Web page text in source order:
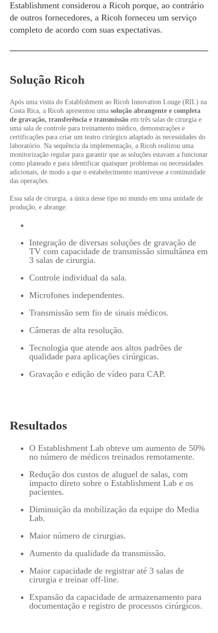
Establishment considerou a Ricoh porque, ao contrário
de outros fornecedores, a Ricoh forneceu um serviço
completo de acordo com suas expectativas.
Solução Ricoh
Após uma visita do Establishment ao Ricoh Innovation Louge (RIL) na
Costa Rica, a Ricoh apresentou uma solução abrangente e completa
de gravação, transferência e transmissão em três salas de cirurgia e
uma sala de controle para treinamento médico, demonstrações e
certificações para criar um teatro cirúrgico adaptado às necessidades do
laboratório. Na sequência da implementação, a Ricoh realizou uma
monitorização regular para garantir que as soluções estavam a funcionar
como planeado e para identificar quaisquer problemas ou necessidades
adicionais, de modo a que o estabelecimento mantivesse a continuidade
das operações.
Essa sala de cirurgia, a única desse tipo no mundo em uma unidade de
produção, e abrange:
Integração de diversas soluções de gravação de
TV com capacidade de transmissão simultânea em
3 salas de cirurgia.
Controle individual da sala.
Microfones independentes.
Transmissão sem fio de sinais médicos.
Câmeras de alta resolução.
Tecnologia que atende aos altos padrões de
qualidade para aplicações cirúrgicas.
Gravação e edição de vídeo para CAP.
Resultados
O Establishment Lab obteve um aumento de 50%
no número de médicos treinados remotamente.
Redução dos custos de aluguel de salas, com
impacto direto sobre o Establishment Lab e os
pacientes.
Diminuição da mobilização da equipe do Media
Lab.
Maior número de cirurgias.
Aumento da qualidade da transmissão.
Maior capacidade de registrar até 3 salas de
cirurgia e treinar off-line.
Expansão da capacidade de armazenamento para
documentação e registro de processos cirúrgicos.